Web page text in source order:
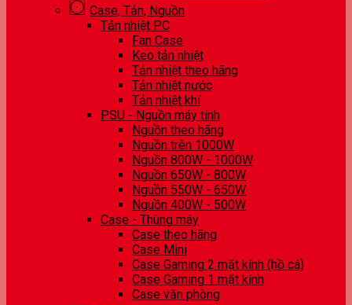
Case, Tản, Nguồn
Tản nhiệt PC
Fan Case
Keo tản nhiệt
Tản nhiệt theo hãng
Tản nhiệt nước
Tản nhiệt khí
PSU - Nguồn máy tính
Nguồn theo hãng
Nguồn trên 1000W
Nguồn 800W - 1000W
Nguồn 650W - 800W
Nguồn 550W - 650W
Nguồn 400W - 500W
Case - Thùng máy
Case theo hãng
Case Mini
Case Gaming 2 mặt kính (hồ cá)
Case Gaming 1 mặt kính
Case văn phòng